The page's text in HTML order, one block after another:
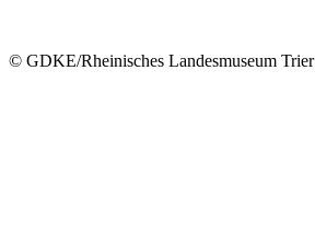
© GDKE/Rheinisches Landesmuseum Trier